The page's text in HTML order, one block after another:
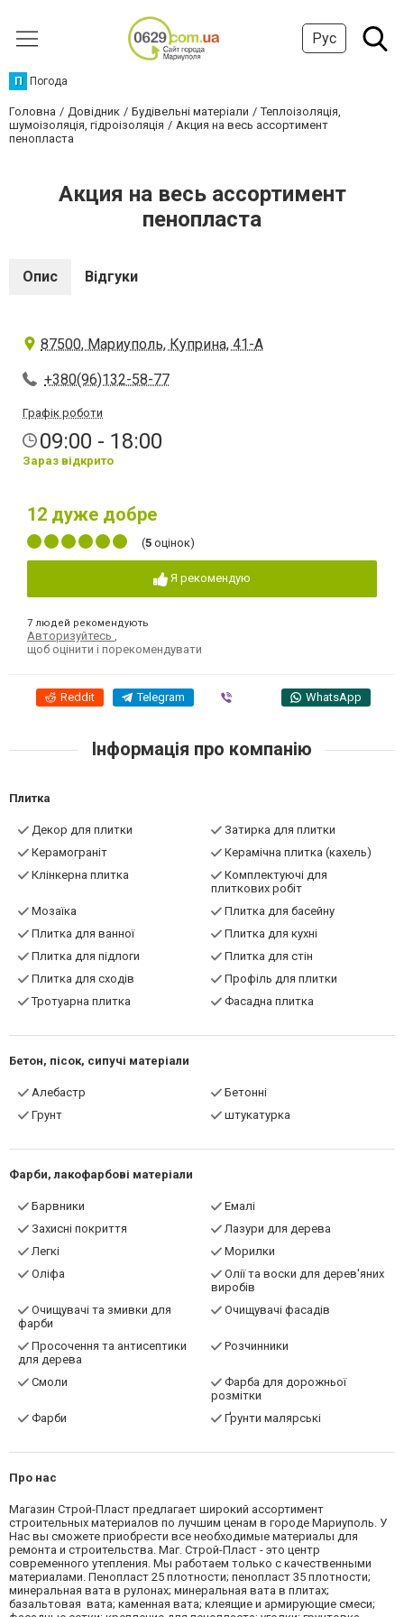
Рус
П Погода
Головна Довідник Будівельні матеріали
Теплоізоляція,
шумоізоляція, гідроізоляція
Акция на весь ассортимент
пенопласта
Акция на весь ассортимент
пенопласта
Опис Відгуки
87500, Мариуполь, Куприна, 41-А
+380(96)132-58-77
Графік роботи
09:00 - 18:00
Зараз відкрито
12 дуже добре
(5 оцінок)
Я рекомендую
7 людей рекомендують
Авторизуйтесь
щоб оцінити і порекомендувати
Reddit Telegram WhatsApp
Інформація про компанію
Плитка
Декор для плитки
Затирка для плитки
Керамограніт
Керамічна плитка (кахель)
Клінкерна плитка
Комплектуючі для
плиткових робіт
Мозаїка
Плитка для басейну
Плитка для ванної
Плитка для кухні
Плитка для підлоги
Плитка для стін
Плитка для сходів
Профіль для плитки
Тротуарна плитка
Фасадна плитка
Бетон, пісок, сипучі матеріали
Алебастр
Бетонні
Грунт
штукатурка
Фарби, лакофарбові матеріали
Барвники
Емалі
Захисні покриття
Лазури для дерева
Легкі
Морилки
Оліфа
Олії та воски для дерев'яних
виробів
Очищувачі та змивки для
фарби
Очищувачі фасадів
Просочення та антисептики
для дерева
Розчинники
Смоли
Фарба для дорожньої
розмітки
Фарби
Ґрунти малярські
Про нас
Магазин Строй-Пласт предлагает широкий ассортимент
строительных материалов по лучшим ценам в городе Мариуполь. У
Нас вы сможете приобрести все необходимые материалы для
ремонта и строительства. Маг. Строй-Пласт - это центр
современного утепления. Мы работаем только с качественными
материалами. Пенопласт 25 плотности; пенопласт 35 плотности;
минеральная вата в рулонах; минеральная вата в плитах;
базальтовая вата; каменная вата; клеящие и армирующие смеси;